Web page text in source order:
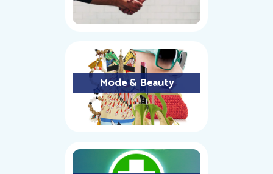
Mode & Beauty